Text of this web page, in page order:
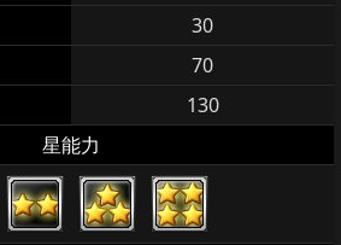
30
70
130
星能力